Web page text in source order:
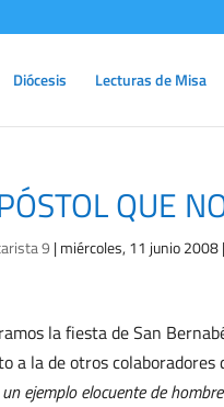
Diócesis Lecturas de Misa
QUE
9 |miércoles, 11 junio 2008|
la fiesta de San
a la de otros colaboradores
ejemplo elocuente de